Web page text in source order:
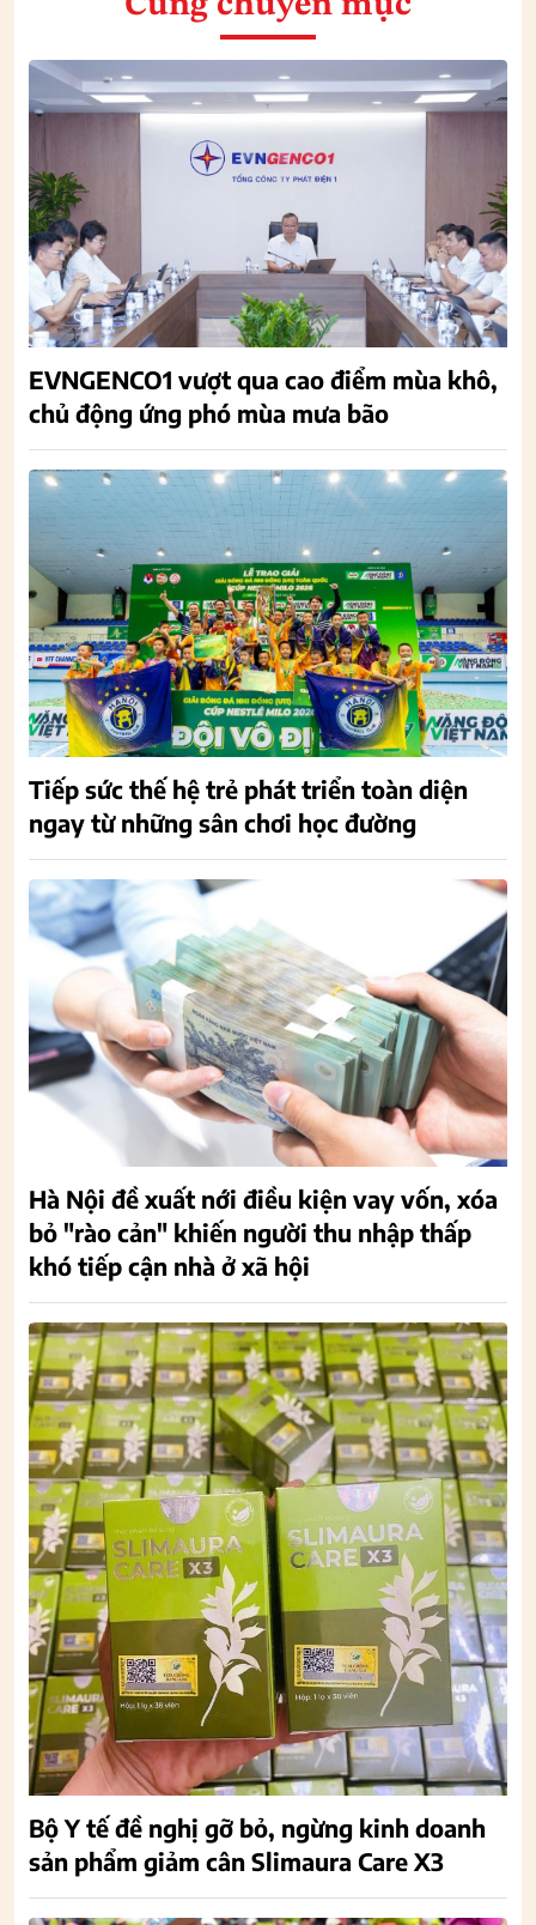
EVNGENCO1 vượt qua cao điểm mùa khô,
chủ động ứng phó mùa mưa bão
Tiếp sức thế hệ trẻ phát triển toàn diện
ngay từ những sân chơi học đường
Hà Nội đề xuất nới điều kiện vay vốn, xóa
bỏ "rào cản" khiến người thu nhập thấp
khó tiếp cận nhà ở xã hội
Bộ Y tế đề nghị gỡ bỏ, ngừng kinh doanh
sản phẩm giảm cân Slimaura Care X3